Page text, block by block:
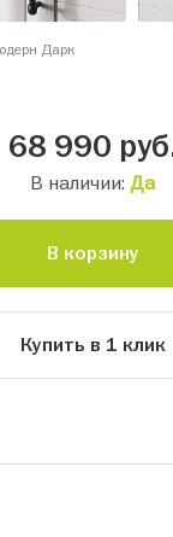
Дарк
68 990
В наличии: Да
В корзину
Купить в 1 клик